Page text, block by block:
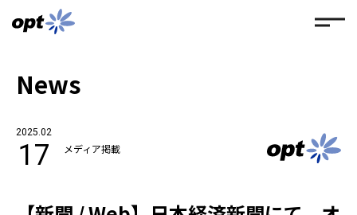
News
2025.02
17 メディア掲載